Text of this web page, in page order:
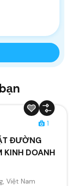
1
ĐƯỜNG
DOANH
Việt Nam